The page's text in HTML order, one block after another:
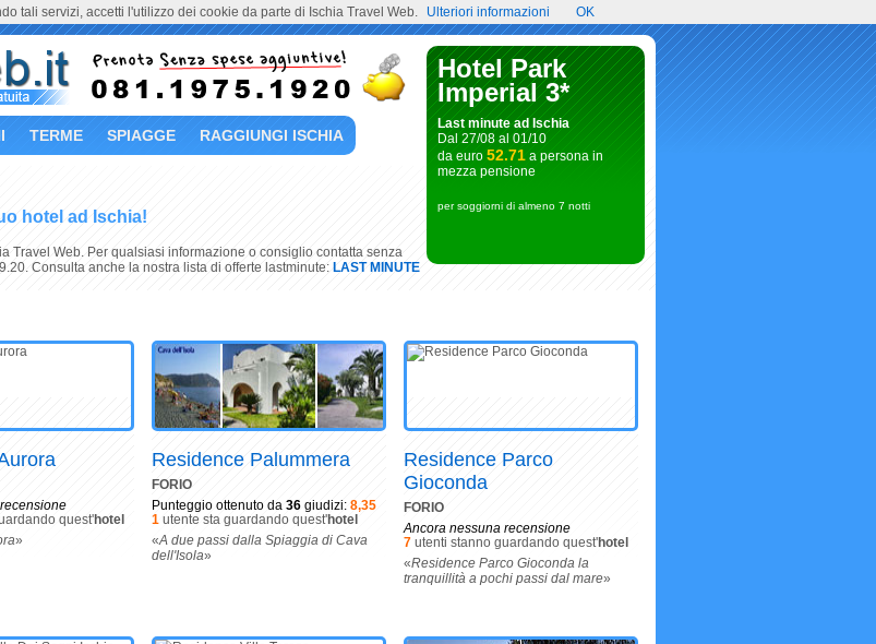
TERME SPIAGGE RAGGIUNGI ISCHIA
Hotel Park
Imperial 3*
Last minute ad Ischia
Dal 27/08 al 01/10
da euro 52.71 a persona in
mezza pensione
per soggiorni di almeno 7 notti
hotel ad Ischia!
Travel Web. Per qualsiasi informazione o consiglio contatta senza
Consulta anche la nostra lista di offerte lastminute: LAST MINUTE
quest'hotel
»
Residence Palummera
FORIO
Punteggio ottenuto da 36 giudizi: 8,35
1 utente sta guardando quest'hotel
«A due passi dalla Spiaggia di Cava
dell'Isola»
Residence Parco
Gioconda
FORIO
Ancora nessuna recensione
7 utenti stanno guardando quest'hotel
«Residence Parco Gioconda la
tranquillità a pochi passi dal mare»
tali servizi, accetti l'utilizzo dei cookie da parte di Ischia Travel Web. Ulteriori informazioni OK